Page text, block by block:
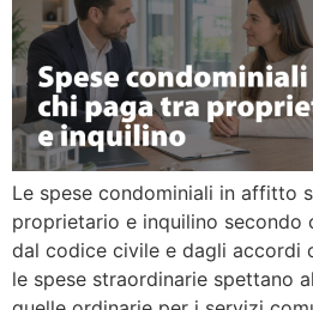
Le spese condominiali in affitto
proprietario e inquilino secondo
dal codice civile e dagli accordi
le spese straordinarie spettano